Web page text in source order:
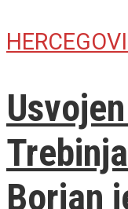
Borjan